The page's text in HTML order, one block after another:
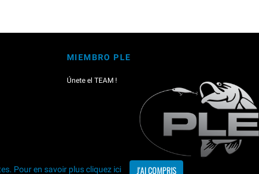
MIEMBRO PLE
Únete el TEAM !
Pour en savoir pluscliquez ici J'AI COMPRIS